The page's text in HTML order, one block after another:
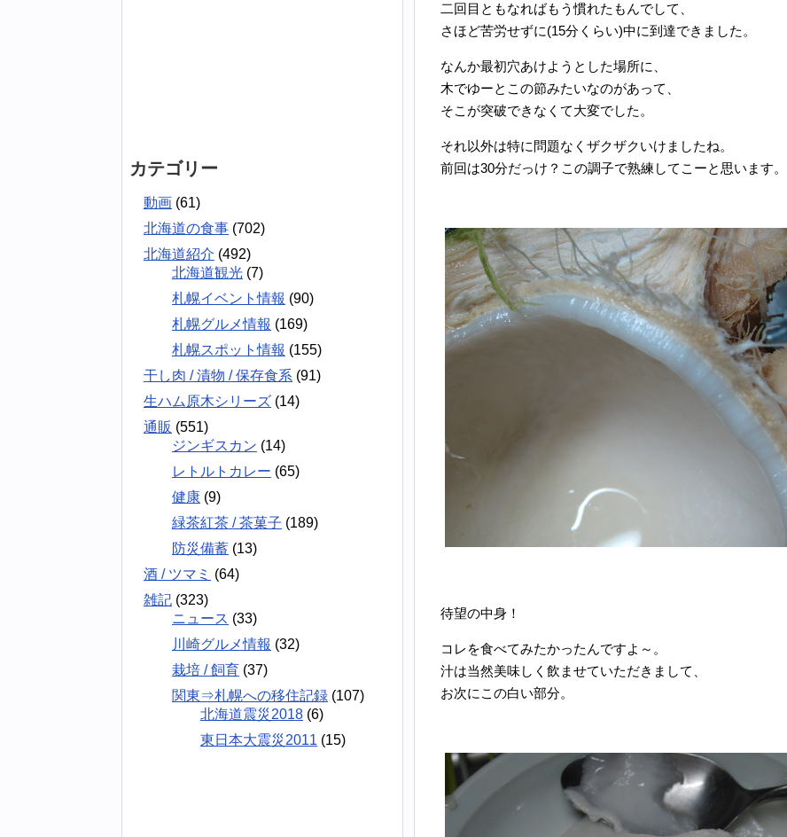
二回目ともなればもう慣れたもんでして、
さほど苦労せずに(15分くらい)中に到達できました。
なんか最初穴あけようとした場所に、
木でゆーとこの節みたいなのがあって、
そこが突破できなくて大変でした。
それ以外は特に問題なくザクザクいけましたね。
前回は30分だっけ？この調子で熟練してこーと思います。
待望の中身！
コレを食べてみたかったんですよ～。
汁は当然美味しく飲ませていただきまして、
お次にこの白い部分。
カテゴリー
動画 (61)
北海道の食事 (702)
北海道紹介 (492)
北海道観光 (7)
札幌イベント情報 (90)
札幌グルメ情報 (169)
札幌スポット情報 (155)
干し肉 / 漬物 / 保存食系 (91)
生ハム原木シリーズ (14)
通販 (551)
ジンギスカン (14)
レトルトカレー (65)
健康 (9)
緑茶紅茶 / 茶菓子 (189)
防災備蓄 (13)
酒 / ツマミ (64)
雑記 (323)
ニュース (33)
川崎グルメ情報 (32)
栽培 / 飼育 (37)
関東⇒札幌への移住記録 (107)
北海道震災2018 (6)
東日本大震災2011 (15)